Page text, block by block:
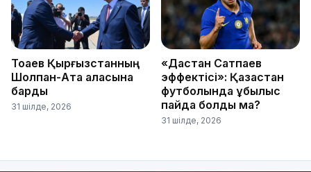
Тоқаев Қырғызстанның
Шолпан-Ата қаласына
барды
31 шілде, 2026
«Дастан Сатпаев
эффектісі»: Қазақстан
футболында құбылыс
пайда болды ма?
31 шілде, 2026